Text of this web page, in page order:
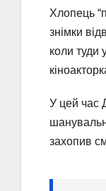
Хлопець
знімки
коли туди
У цей час
захопив